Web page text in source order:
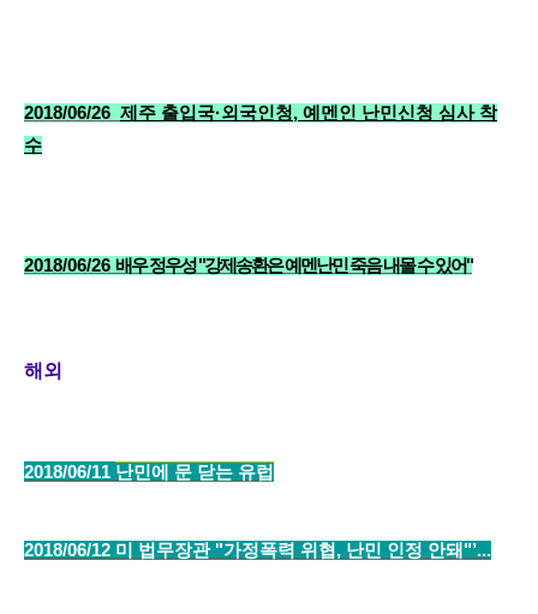
2018/06/26 제주 출입국·외국인청, 예멘인 난민신청 심사 착
수
2018/06/26 배우 정우성 "강제송환은 예멘난민 죽음 내몰 수 있어"
해외
2018/06/11 난민에 문 닫는 유럽
2018/06/12 미 법무장관 "가정폭력 위협, 난민 인정 안돼"’...